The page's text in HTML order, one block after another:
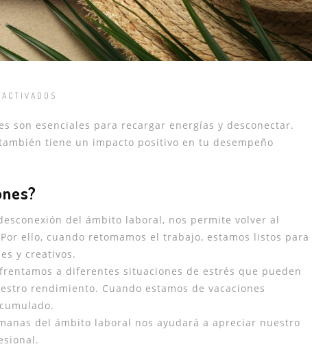
son esenciales para recargar energías y desconectar.
tiene un impacto positivo en tu desempeño
del ámbito laboral, nos permite volver al
ello, cuando retomamos el trabajo, estamos listos para
y creativos.
a diferentes situaciones de estrés que pueden
rendimiento. Cuando estamos de vacaciones
del ámbito laboral nos ayudará a apreciar nuestro